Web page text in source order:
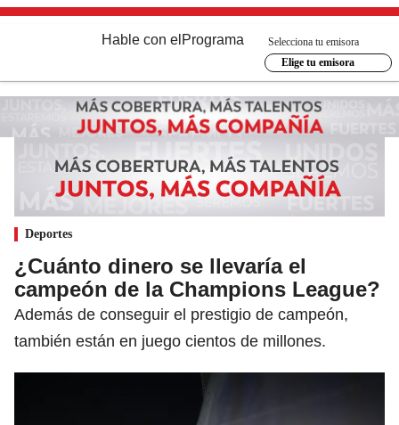
Hable con el Programa
Selecciona tu emisora
Elige tu emisora
Deportes
¿Cuánto dinero se llevaría el
campeón de la Champions League?
Además de conseguir el prestigio de campeón,
también están en juego cientos de millones.